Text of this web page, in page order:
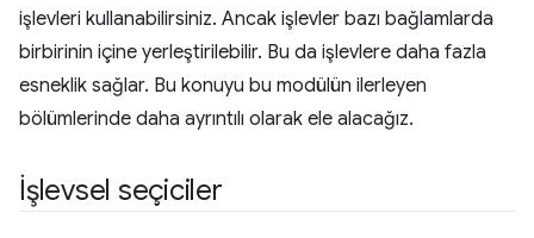
işlevleri kullanabilirsiniz. Ancak işlevler bazı bağlamlarda
birbirinin içine yerleştirilebilir. Bu da işlevlere daha fazla
esneklik sağlar. Bu konuyu bu modülün ilerleyen
bölümlerinde daha ayrıntılı olarak ele alacağız.
İşlevsel seçiciler